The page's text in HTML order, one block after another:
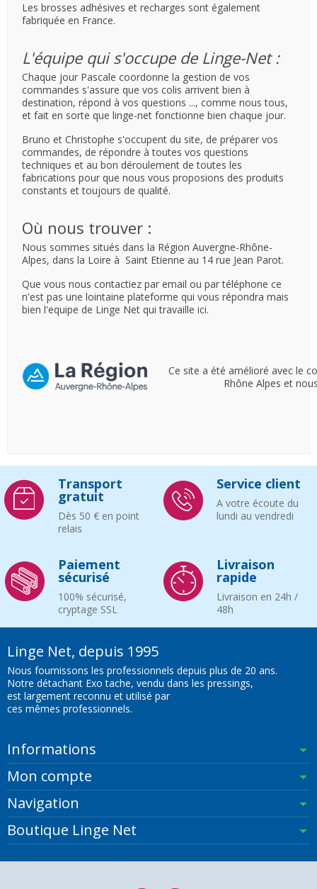
Les brosses adhésives et recharges sont également
fabriquée en France.
L'équipe qui s'occupe de Linge-Net :
Chaque jour Pascale coordonne la gestion de vos
commandes s'assure que vos colis arrivent bien à
destination, répond à vos questions ..., comme nous tous,
et fait en sorte que linge-net fonctionne bien chaque jour.
Bruno et Christophe s'occupent du site, de préparer vos
commandes, de répondre à toutes vos questions
techniques et au bon déroulement de toutes les
fabrications pour que nous vous proposions des produits
constants et toujours de qualité.
Où nous trouver :
Nous sommes situés dans la Région Auvergne-Rhône-
Alpes, dans la Loire à Saint Etienne au 14 rue Jean Parot.
Que vous nous contactiez par email ou par téléphone ce
n'est pas une lointaine plateforme qui vous répondra mais
bien l'equipe de Linge Net qui travaille ici.
Ce site a été amélioré avec le
Rhône Alpes et
Transport
gratuit
Dès 50 € en point
relais
Service client
A votre écoute du
lundi au vendredi
Paiement
sécurisé
100% sécurisé,
cryptage SSL
Livraison
rapide
Livraison en 24h /
48h
Linge Net, depuis 1995
Nous fournissons les professionnels depuis plus de 20 ans.
Notre détachant Exo tache, vendu dans les pressings,
est largement reconnu et utilisé par
ces mêmes professionnels.
Informations
Mon compte
Navigation
Boutique Linge Net